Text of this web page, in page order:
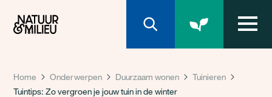
Home Onderwerpen Duurzaam wonen
Tuinieren
Tuintips: Zo vergroen je jouw tuin in de winter